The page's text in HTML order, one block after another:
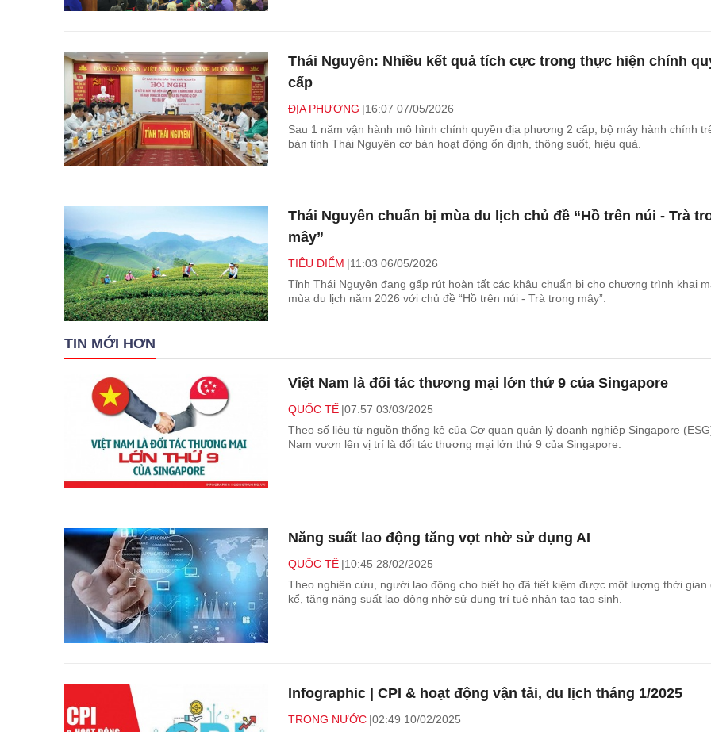
Thái Nguyên: Nhiều kết quả tích cực trong thực hiện chính
cấp
ĐỊA PHƯƠNG 16:07 07/05/2026
Sau 1 năm vận hành mô hình chính quyền địa phương 2 cấp, bộ máy hành chính
bàn tỉnh Thái Nguyên cơ bản hoạt động ổn định, thông suốt, hiệu quả.
Thái Nguyên chuẩn bị mùa du lịch chủ đề “Hồ trên núi - Trà
mây”
TIÊU ĐIỂM 11:03 06/05/2026
Tỉnh Thái Nguyên đang gấp rút hoàn tất các khâu chuẩn bị cho chương trình khai
mùa du lịch năm 2026 với chủ đề “Hồ trên núi - Trà trong mây”.
TIN MỚI HƠN
Việt Nam là đối tác thương mại lớn thứ 9 của Singapore
QUỐC TẾ 07:57 03/03/2025
Theo số liệu từ nguồn thống kê của Cơ quan quản lý doanh nghiệp Singapore
Nam vươn lên vị trí là đối tác thương mại lớn thứ 9 của Singapore.
Năng suất lao động tăng vọt nhờ sử dụng AI
QUỐC TẾ 10:45 28/02/2025
Theo nghiên cứu, người lao động cho biết họ đã tiết kiệm được một lượng thời gian
kể, tăng năng suất lao động nhờ sử dụng trí tuệ nhân tạo tạo sinh.
Infographic | CPI & hoạt động vận tải, du lịch tháng 1/2025
TRONG NƯỚC 02:49 10/02/2025